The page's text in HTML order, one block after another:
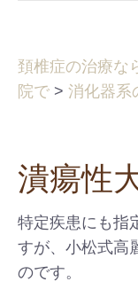
頚椎症の治療な
院で > 消化器系
潰瘍性
特定疾患にも指
すが、小松式高
のです。